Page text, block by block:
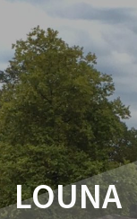
LOUNA